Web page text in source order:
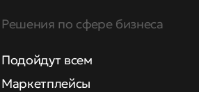
Решения по сфере бизнеса
Подойдут всем
Маркетплейсы